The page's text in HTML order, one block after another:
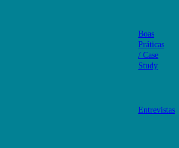
Boas
Práticas
/ Case
Study
Entrevistas